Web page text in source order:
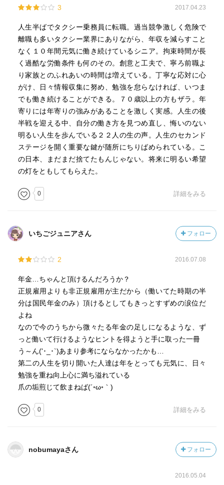
3 2017.04.23
人生半ばでタクシー乗務員に転職。過当競争激しく危険で
離職も多いタクシー業界にありながら、年収を減らすこと
なく１０年間元気に働き続けているシニア。拘束時間が長
く過酷な労働条件も何のその。創意と工夫で、寧ろ前職よ
り家族とのふれあいの時間は増えている。丁寧な応対に心
がけ、日々情報収集に努め、勉強を怠らなければ、いつま
でも働き続けることができる。７０歳以上の方もザラ。年
寄りには年寄りの強みがあることを激しく実感。人生の後
半戦を迎える中、自分の働き方を見つめ直し、悔いのない
明るい人生を歩んでいる２２人の生の声。人生のセカンド
ステージを開く重要な鍵が随所にちりばめられている。こ
の日本、まだまだ捨てたもんじゃない。将来に明るい希望
の灯をともしてもらえた。
0 詳細をみる
いちごジュニアさん フォロー
2 2016.07.08
年金…ちゃんと頂けるんだろうか？
正規雇用よりも非正規雇用が主だから（働いてた時期の半
分は国民年金のみ）頂けるとしてもきっとすずめの涙位だ
よね
なので今のうちから微々たる年金の足しになるような、ず
っと働いて行けるようなヒントを得ようと手に取った一冊
う～ん('･_･`)あまり参考にならなかったかも…
第二の人生を切り開いた人達は年をとっても元気に、日々
勉強を重ね向上心に満ち溢れている
爪の垢煎じて飲まねば(´◦ω◦｀)
0 詳細をみる
nobumayaさん フォロー
2016.05.04